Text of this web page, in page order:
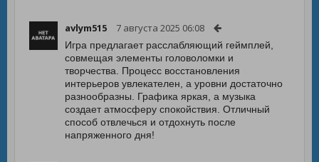
avlym515 7 августа 2025 06:08
Игра предлагает расслабляющий геймплей,
совмещая элементы головоломки и
творчества. Процесс восстановления
интерьеров увлекателен, а уровни достаточно
разнообразны. Графика яркая, а музыка
создает атмосферу спокойствия. Отличный
способ отвлечься и отдохнуть после
напряженного дня!